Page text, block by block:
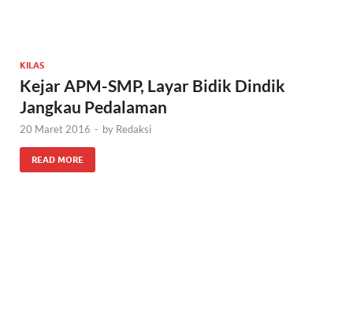
KILAS
Kejar APM-SMP, Layar Bidik Dindik
Jangkau Pedalaman
20 Maret 2016 - by Redaksi
READ MORE